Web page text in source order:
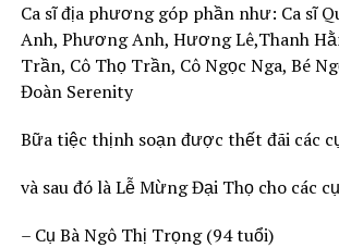
Ca sĩ địa phương góp phần như: Ca sĩ
Anh, Phương Anh, Hương Lê,Thanh
Trần, Cô Thọ Trần, Cô Ngọc Nga, Bé
Đoàn Serenity
Bữa tiệc thịnh soạn được thết đãi các
và sau đó là Lễ Mừng Đại Thọ cho các
– Cụ Bà Ngô Thị Trọng (94 tuổi)